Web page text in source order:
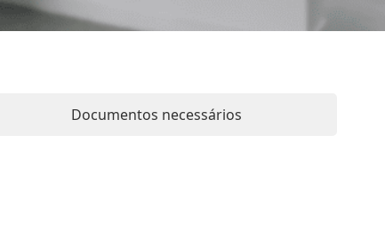
Documentos necessários